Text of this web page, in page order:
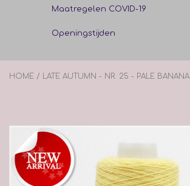
Maatregelen COVID-19
Openingstijden
HOME / LATE AUTUMN - NR. 25 - PALE BANANA